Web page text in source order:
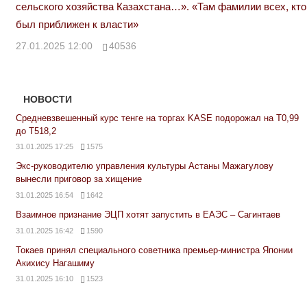
сельского хозяйства Казахстана…». «Там фамилии всех, кто
был приближен к власти»
27.01.2025 12:00 40536
НОВОСТИ
Средневзвешенный курс тенге на торгах KASE подорожал на Т0,99
до Т518,2
31.01.2025 17:25 1575
Экс-руководителю управления культуры Астаны Мажагулову
вынесли приговор за хищение
31.01.2025 16:54 1642
Взаимное признание ЭЦП хотят запустить в ЕАЭС – Сагинтаев
31.01.2025 16:42 1590
Токаев принял специального советника премьер-министра Японии
Акихису Нагашиму
31.01.2025 16:10 1523